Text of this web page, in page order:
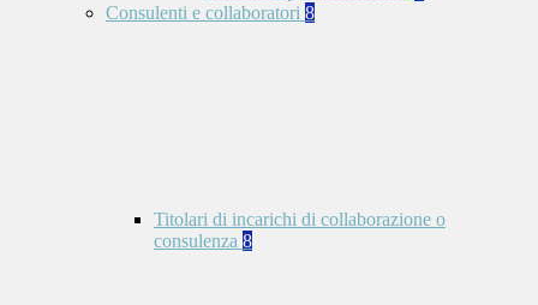
Consulenti e collaboratori 8
Titolari di incarichi di collaborazione o
consulenza 8